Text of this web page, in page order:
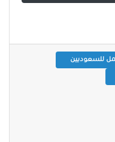
للسعوديين